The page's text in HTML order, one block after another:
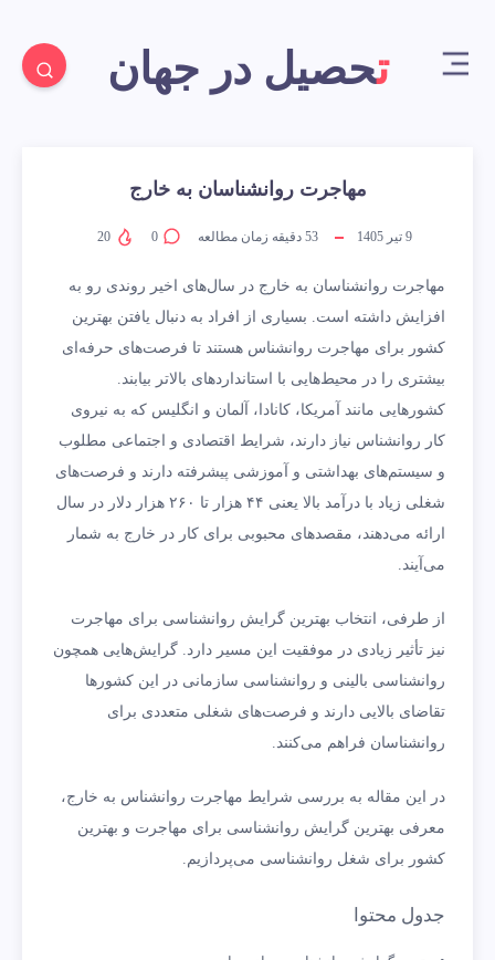
تحصیل در جهان
مهاجرت روانشناسان به خارج
9 تیر 1405 53 دقیقه زمان مطالعه 0
20
مهاجرت روانشناسان به خارج در سال‌های اخیر روندی رو به
افزایش داشته است. بسیاری از افراد به دنبال یافتن بهترین
کشور برای مهاجرت روانشناس هستند تا فرصت‌های حرفه‌ای
بیشتری را در محیط‌هایی با استانداردهای بالاتر بیابند.
کشورهایی مانند آمریکا، کانادا، آلمان و انگلیس که به نیروی
کار روانشناس نیاز دارند، شرایط اقتصادی و اجتماعی مطلوب
و سیستم‌های بهداشتی و آموزشی پیشرفته دارند و فرصت‌های
شغلی زیاد با درآمد بالا یعنی ۴۴ هزار تا ۲۶۰ هزار دلار در سال
ارائه می‌دهند، مقصدهای محبوبی برای کار در خارج به شمار
می‌آیند.
از طرفی، انتخاب بهترین گرایش روانشناسی برای مهاجرت
نیز تأثیر زیادی در موفقیت این مسیر دارد. گرایش‌هایی همچون
روانشناسی بالینی و روانشناسی سازمانی در این کشورها
تقاضای بالایی دارند و فرصت‌های شغلی متعددی برای
روانشناسان فراهم می‌کنند.
در این مقاله به بررسی شرایط مهاجرت روانشناس به خارج،
معرفی بهترین گرایش روانشناسی برای مهاجرت و بهترین
کشور برای شغل روانشناسی می‌پردازیم.
جدول محتوا